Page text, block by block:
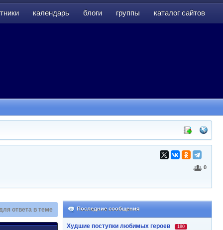
календарь блоги группы каталог сайтов
0
Последние сообщения
Худшие поступки любимых героев 180
ответа в теме